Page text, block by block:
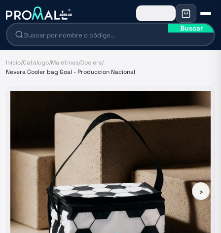
Buscar
Inicio/Catálogo/Maletines/Coolers/
Nevera Cooler bag Goal - Produccion Nacional
›